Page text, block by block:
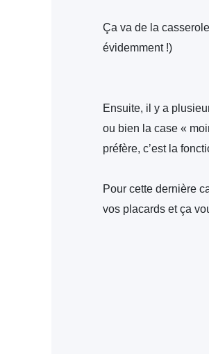
Ça va de la
évidemment !)
Ensuite, il y a
ou bien la case «
préfère, c’est la
Pour cette dernière
vos placards et ça